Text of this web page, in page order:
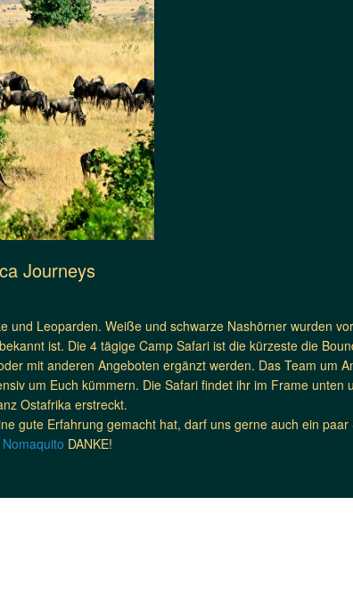
Journeys
und Leoparden. Weiße und schwarze Nashörner wurden
ist. Die 4 tägige Camp Safari ist die kürzeste die
mit anderen Angeboten ergänzt werden. Das Team um
um Euch kümmern. Die Safari findet ihr im Frame unten
Ostafrika erstreckt.
gute Erfahrung gemacht hat, darf uns gerne auch ein paar
DANKE!